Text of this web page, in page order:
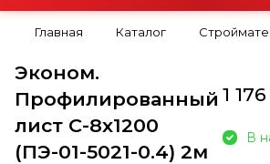
Главная Каталог
Эконом.
Профилированный
лист С-8х1200
(ПЭ-01-5021-0.4) 2м
1
В